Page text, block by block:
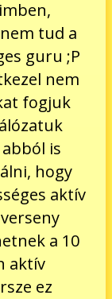
tud a
guru ;P
nem
fogjuk
is
hogy
aktív
a 10
aktív
ez